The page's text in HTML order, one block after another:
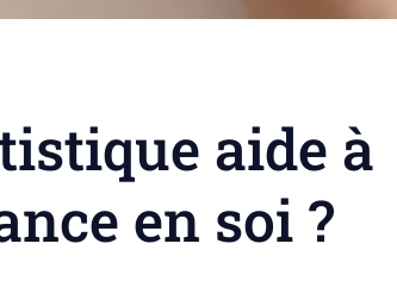
aide à
en soi ?